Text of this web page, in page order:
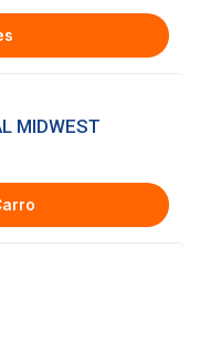
MIDWEST